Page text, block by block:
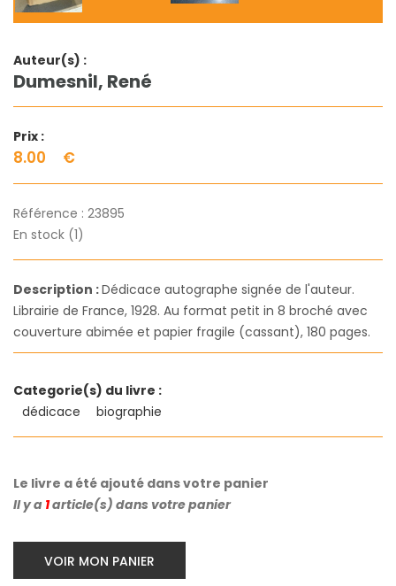
Auteur(s) :
Dumesnil, René
Prix :
8.00 €
Référence : 23895
En stock (1)
Description :Dédicace autographe signée de l'auteur.
Librairie de France, 1928. Au format petit in 8 broché avec
couverture abimée et papier fragile (cassant), 180 pages.
Categorie(s) du livre :
dédicace
biographie
Le livre a été ajouté dans votre panier
Il y a 1article(s) dans votre panier
VOIR MON PANIER